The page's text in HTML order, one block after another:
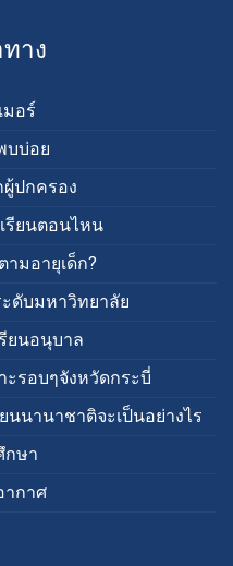
าง
มอร์
บบ่อย
ผู้ปกครอง
รียนตอนไหน
มอายุเด็ก?
ดับมหาวิทยาลัย
ยนอนุบาล
ะรอบๆจังหวัดกระบี่
นนานาชาติจะเป็นอย่างไร
กษา
กาศ